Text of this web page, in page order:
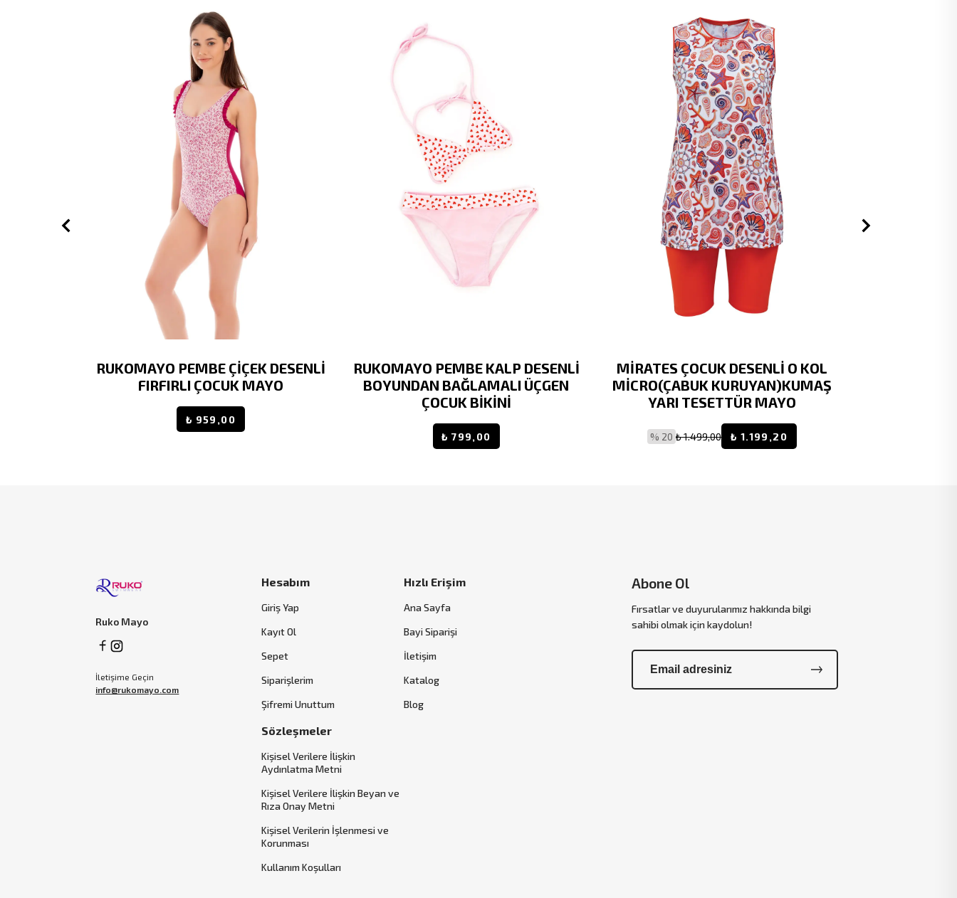
RUKOMAYO PEMBE ÇİÇEK DESENLİ
FIRFIRLI ÇOCUK MAYO
₺ 959,00
RUKOMAYO PEMBE KALP DESENLİ
BOYUNDAN BAĞLAMALI ÜÇGEN
ÇOCUK BİKİNİ
₺ 799,00
MİRATES ÇOCUK DESENLİ O KOL
MİCRO(ÇABUK KURUYAN)KUMAŞ
YARI TESETTÜR MAYO
% 20 ₺ 1.499,00 ₺ 1.199,20
Ruko Mayo
İletişime Geçin
info@rukomayo.com
Hesabım
Giriş Yap
Kayıt Ol
Sepet
Siparişlerim
Şifremi Unuttum
Hızlı Erişim
Ana Sayfa
Bayi Siparişi
İletişim
Katalog
Blog
Sözleşmeler
Kişisel Verilere İlişkin
Aydınlatma Metni
Kişisel Verilere İlişkin Beyan ve
Rıza Onay Metni
Kişisel Verilerin İşlenmesi ve
Korunması
Kullanım Koşulları
Abone Ol
Fırsatlar ve duyurularımız hakkında bilgi
sahibi olmak için kaydolun!